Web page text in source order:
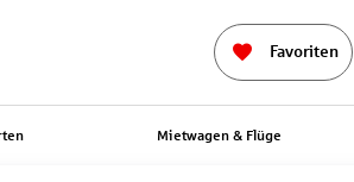
Favoriten
Mietwagen & Flüge